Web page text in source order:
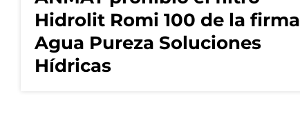
Hidrolit Romi 100 de la firma
Agua Pureza Soluciones
Hídricas